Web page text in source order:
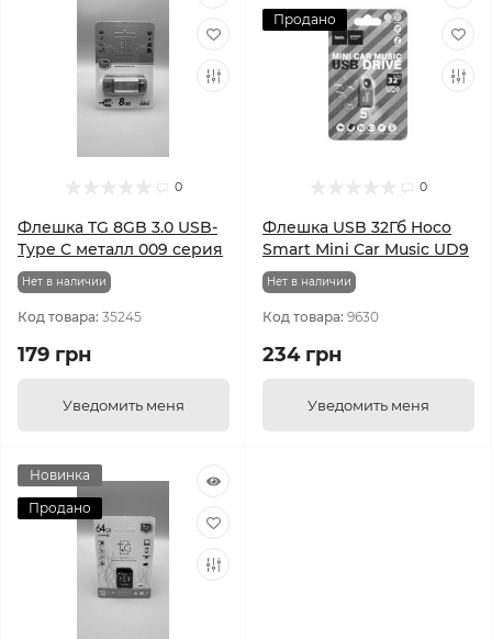
0
Флешка TG 8GB 3.0 USB-
Type C металл 009 серия
Нет в наличии
Код товара: 35245
179 грн
Уведомить меня
Продано
0
Флешка USB 32Гб Hoco
Smart Mini Car Music UD9
Нет в наличии
Код товара: 9630
234 грн
Уведомить меня
Новинка
Продано